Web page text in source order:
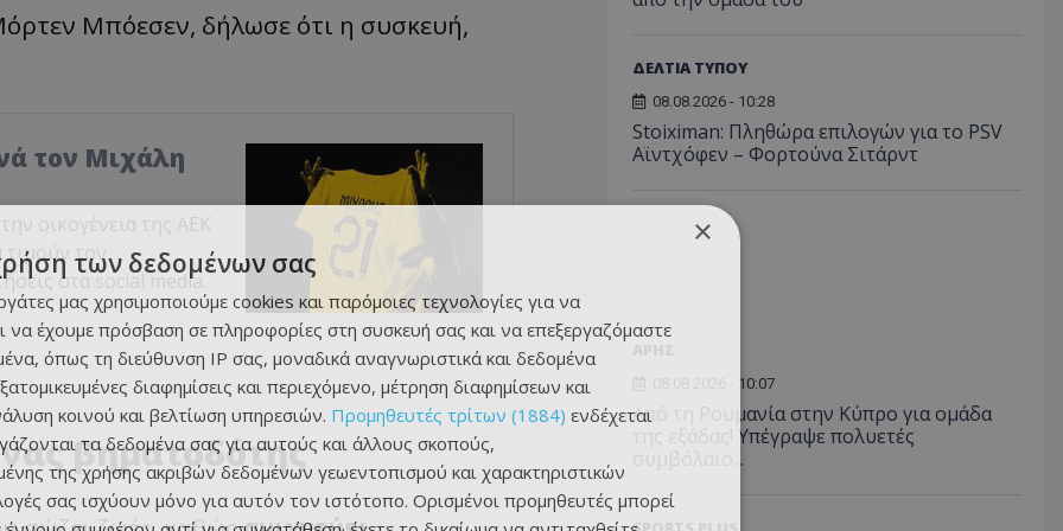
Μπόεσεν, δήλωσε ότι η συσκευή,
τον Μιχάλη
οικογένεια της ΑΕΚ
τον
στα social media.
βηματοδότης
ΔΕΛΤΙΑ ΤΥΠΟΥ
08.08.2026 - 10:28
Stoiximan: Πληθώρα επιλογών για το PSV
Αϊντχόφεν – Φορτούνα Σιτάρντ
08.08.2026 - 10:07
Από τη Ρουμανία στην Κύπρο για ομάδα
της εξάδας! Υπέγραψε πολυετές
συμβόλαιο...
×
των δεδομένων σας
μας χρησιμοποιούμε cookies και παρόμοιες τεχνολογίες για να
να έχουμε πρόσβαση σε πληροφορίες στη συσκευή σας και να επεξεργαζόμαστε
όπως τη διεύθυνση IP σας, μοναδικά αναγνωριστικά και δεδομένα
διαφημίσεις και περιεχόμενο, μέτρηση διαφημίσεων και
κοινού και βελτίωση υπηρεσιών. Προμηθευτές τρίτων (1884) ενδέχεται
τα δεδομένα σας για αυτούς και άλλους σκοπούς,
της χρήσης ακριβών δεδομένων γεωεντοπισμού και χαρακτηριστικών
σας ισχύουν μόνο για αυτόν τον ιστότοπο. Ορισμένοι προμηθευτές μπορεί